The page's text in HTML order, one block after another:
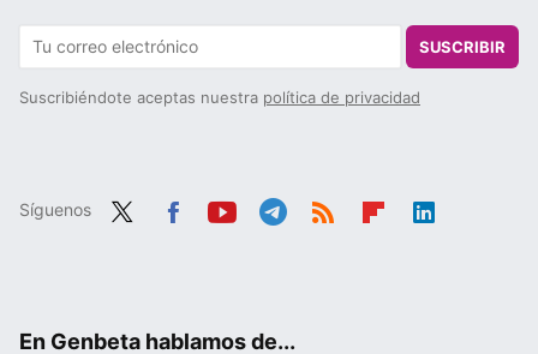
SUSCRIBIR
Suscribiéndote aceptas nuestra política de privacidad
Síguenos
En Genbeta hablamos de...